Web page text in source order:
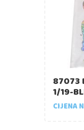
87073
1/19-
CIJENA